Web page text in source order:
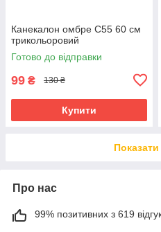
Канекалон омбре C55 60 см
трикольоровий
Готово до відправки
99 ₴ 130 ₴
Купити
Про нас
99% позитивних з 619